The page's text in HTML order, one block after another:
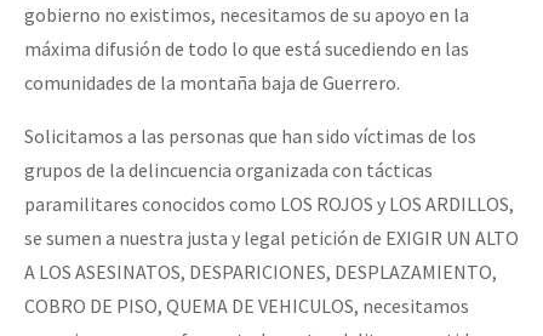
gobierno no existimos, necesitamos de su apoyo en la
máxima difusión de todo lo que está sucediendo en las
comunidades de la montaña baja de Guerrero.
Solicitamos a las personas que han sido víctimas de los
grupos de la delincuencia organizada con tácticas
paramilitares conocidos como LOS ROJOS y LOS ARDILLOS,
se sumen a nuestra justa y legal petición de EXIGIR UN ALTO
A LOS ASESINATOS, DESPARICIONES, DESPLAZAMIENTO,
COBRO DE PISO, QUEMA DE VEHICULOS, necesitamos